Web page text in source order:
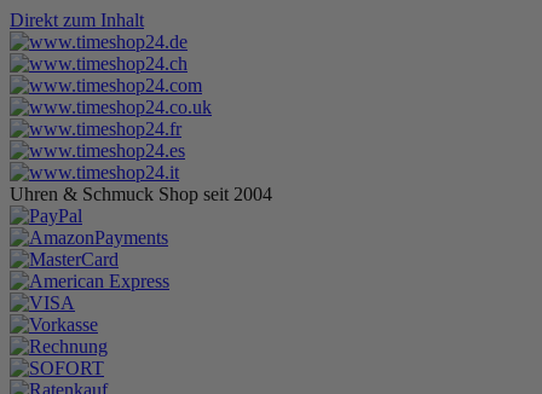
Direkt zum Inhalt
Uhren & Schmuck Shop seit 2004